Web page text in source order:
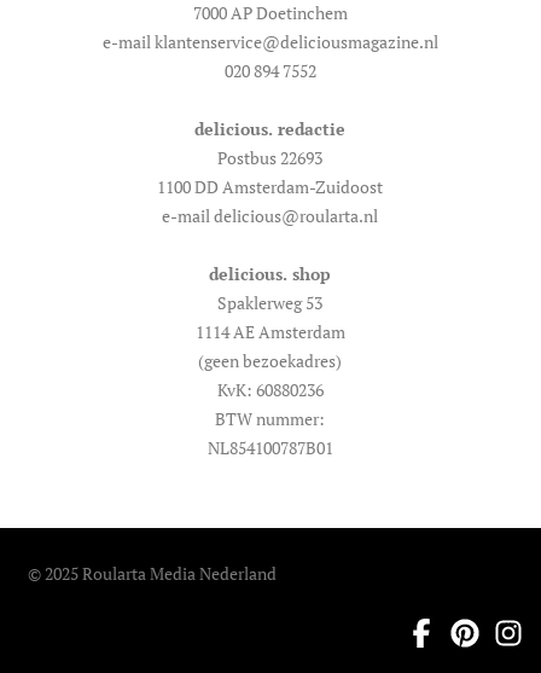
7000 AP Doetinchem
e-mail klantenservice@deliciousmagazine.nl
020 894 7552
delicious. redactie
Postbus 22693
1100 DD Amsterdam-Zuidoost
e-mail delicious@roularta.nl
delicious. shop
Spaklerweg 53
1114 AE Amsterdam
(geen bezoekadres)
KvK: 60880236
BTW nummer:
NL854100787B01
© 2025 Roularta Media Nederland